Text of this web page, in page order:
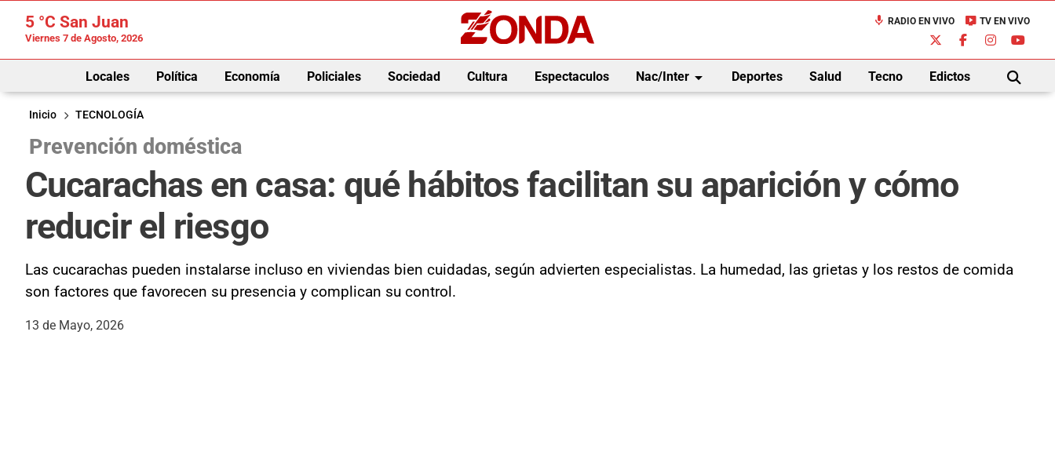
5 °C San Juan
Viernes 7 de Agosto, 2026
mic RADIO EN VIVO live_tv TV EN VIVO
Locales Política Economía Policiales Sociedad Cultura Espectaculos Nac/Interarrow_drop_down Deportes Salud Tecno Edictos
BUSCAR
Inicio
TECNOLOGÍA
Prevención doméstica
Cucarachas en casa: qué hábitos facilitan su aparición y cómo
reducir el riesgo
Las cucarachas pueden instalarse incluso en viviendas bien cuidadas, según advierten especialistas. La humedad, las grietas y los restos de comida
son factores que favorecen su presencia y complican su control.
13 de Mayo, 2026